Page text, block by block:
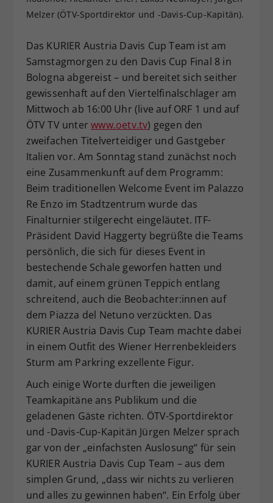
Melzer (ÖTV-Sportdirektor und -Davis-Cup-Kapitän).
Das KURIER Austria Davis Cup Team ist am
Samstagmorgen zu den Davis Cup Final 8 in
Bologna abgereist – und bereitet sich seither
gewissenhaft auf den Viertelfinalschlager am
Mittwoch ab 16:00 Uhr (live auf ORF 1 und auf
ÖTV TV unterwww.oetv.tv) gegen den
zweifachen Titelverteidiger und Gastgeber
Italien vor. Am Sonntag stand zunächst noch
eine Zusammenkunft auf dem Programm:
Beim traditionellen Welcome Event im Palazzo
Re Enzo im Stadtzentrum wurde das
Finalturnier stilgerecht eingeläutet. ITF-
Präsident David Haggerty begrüßte die Teams
persönlich, die sich für dieses Event in
bestechende Schale geworfen hatten und
damit, auf einem grünen Teppich entlang
schreitend, auch die Beobachter:innen auf
dem Piazza del Netuno verzückten. Das
KURIER Austria Davis Cup Team machte dabei
in einem Outfit des Wiener Herrenbekleiders
Sturm am Parkring exzellente Figur.
Auch einige Worte durften die jeweiligen
Teamkapitäne ans Publikum und die
geladenen Gäste richten. ÖTV-Sportdirektor
und -Davis-Cup-Kapitän Jürgen Melzer sprach
gar von der „einfachsten Auslosung“ für sein
KURIER Austria Davis Cup Team – aus dem
simplen Grund, „dass wir nichts zu verlieren
und alles zu gewinnen haben“. Ein Erfolg über
Dieser Wert speichert Ihre Consent-
zufällig generierte ID, für die
historische Speicherung Ihrer
vorgenommen Einstellungen, falls der
Webseiten-Betreiber dies eingestellt
hat.